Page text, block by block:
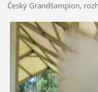
Český Grandšampion,